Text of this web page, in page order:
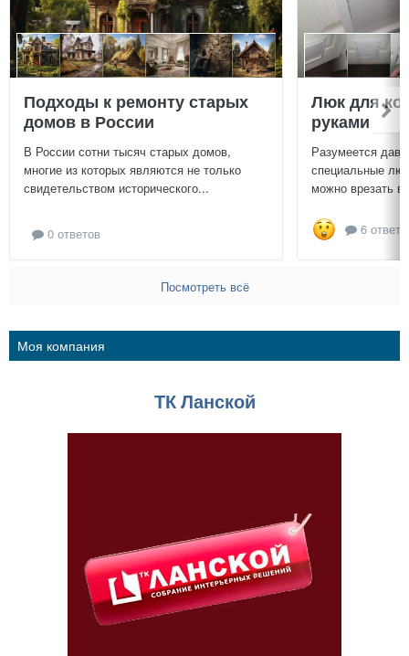
Подходы к ремонту старых
домов в России
В России сотни тысяч старых домов,
многие из которых являются не только
свидетельством исторического...
0 ответов
Люк для
руками
Разумеется
специальные
можно врезать
6
Посмотреть всё
Моя компания
ТК Ланской